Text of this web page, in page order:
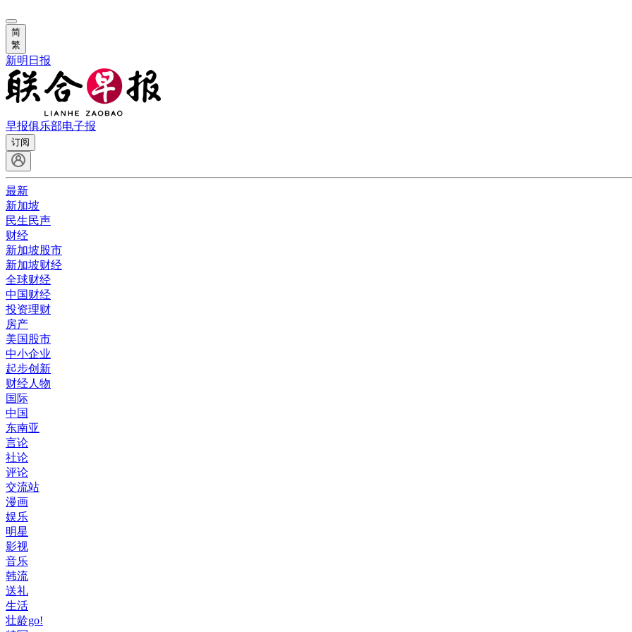
简
繁
新明日报
早报俱乐部电子报
订阅
最新
新加坡
民生民声
财经
新加坡股市
新加坡财经
全球财经
中国财经
投资理财
房产
美国股市
中小企业
起步创新
财经人物
国际
中国
东南亚
言论
社论
评论
交流站
漫画
娱乐
明星
影视
音乐
韩流
送礼
生活
壮龄go!